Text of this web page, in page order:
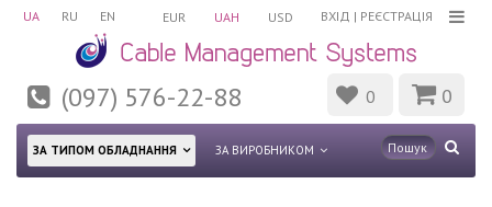
UA RU EN ВХІД | РЕЄСТРАЦІЯ
EUR UAH USD
(097) 576-22-88 0 0
ЗА ТИПОМ ОБЛАДНАННЯ ЗА ВИРОБНИКОМ